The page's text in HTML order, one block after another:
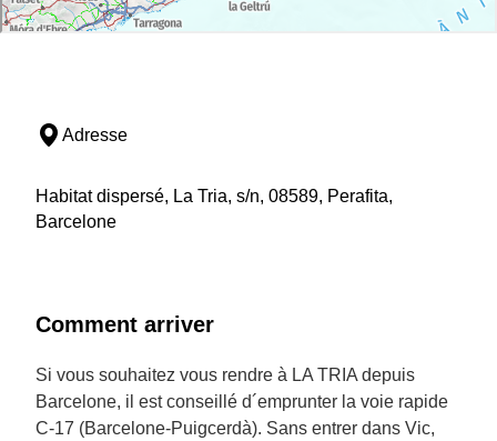
Adresse
Habitat dispersé, La Tria, s/n, 08589, Perafita,
Barcelone
Comment arriver
Si vous souhaitez vous rendre à LA TRIA depuis
Barcelone, il est conseillé d´emprunter la voie rapide
C-17 (Barcelone-Puigcerdà). Sans entrer dans Vic,